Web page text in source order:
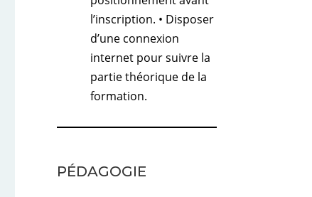
l’inscription. • Disposer
d’une connexion
internet pour suivre la
partie théorique de la
formation.
PÉDAGOGIE